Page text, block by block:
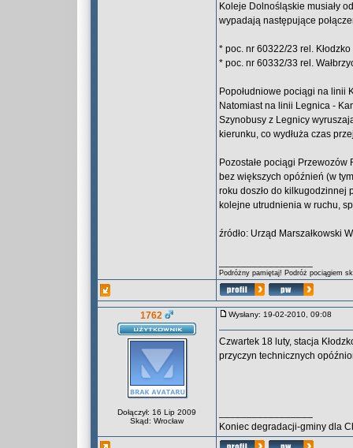
Koleje Dolnośląskie musiały
wypadają następujące
* poc. nr 60322/23 rel.
* poc. nr 60332/33 rel.
Popołudniowe pociągi na linii
Natomiast na linii Legnica -
Szynobusy z Legnicy
kierunku, co wydłuża czas
Pozostałe pociągi
bez większych opóźnień (w
roku doszło do kilkugodzinnej
kolejne utrudnienia w ruchu,
źródło: Urząd Marszałkowski
Podróżny pamiętaj! Podróż pociągiem
1762
Dołączył: 16 Lip 2009
Skąd: Wrocław
Wysłany: 19-02-2010, 09:08
Czwartek 18 luty, stacja
przyczyn technicznych
Koniec degradacji-gminy dla